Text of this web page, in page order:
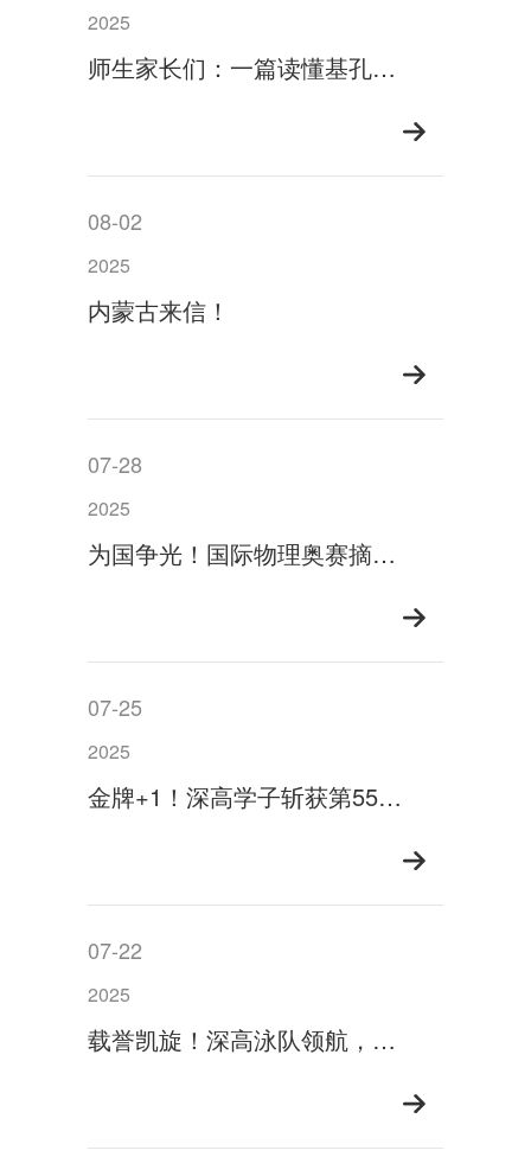
2025
师生家长们：一篇读懂基孔肯雅热！
08-02
2025
内蒙古来信！
07-28
2025
为国争光！国际物理奥赛摘金，深高学子傅思敏载誉而归
07-25
2025
金牌+1！深高学子斩获第55届国际物理奥林匹克金牌
07-22
2025
载誉凯旋！深高泳队领航，实现省中运会历史性突破！